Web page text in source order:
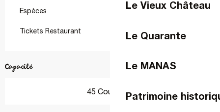
Le Vieux Château
Le Quarante
Le MANAS
Patrimoine
Espèces
Tickets Restaurant
Capacité
45 Couvert(s)